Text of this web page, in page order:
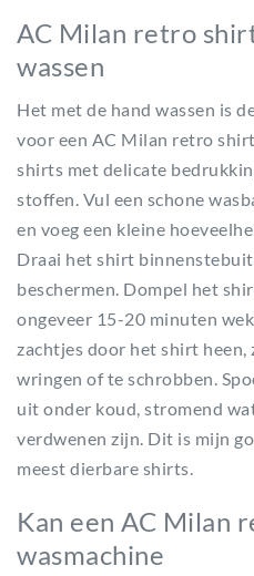
AC Milan retro
wassen
Het met de hand wassen is
voor een AC Milan retro
shirts met delicate
stoffen. Vul een schone
en voeg een kleine
Draai het shirt
beschermen. Dompel het
ongeveer 15-20 minuten
zachtjes door het shirt
wringen of te schrobben.
uit onder koud, stromend
verdwenen zijn. Dit is mijn
meest dierbare shirts.
Kan een AC Milan
wasmachine